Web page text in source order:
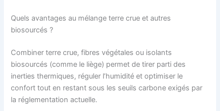
Quels avantages au mélange terre crue et autres
biosourcés ?
Combiner terre crue, fibres végétales ou isolants
biosourcés (comme le liège) permet de tirer parti des
inerties thermiques, réguler l’humidité et optimiser le
confort tout en restant sous les seuils carbone exigés par
la réglementation actuelle.